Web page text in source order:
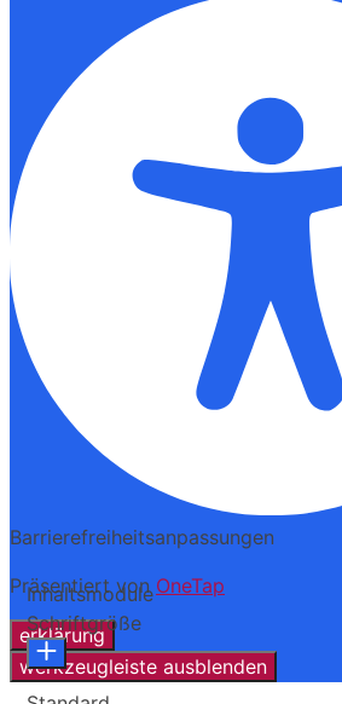
Barrierefreiheitsanpassungen
Präsentiert von OneTap
erklärung
werkzeugleiste ausblenden
Inhaltsmodule
Schriftgröße